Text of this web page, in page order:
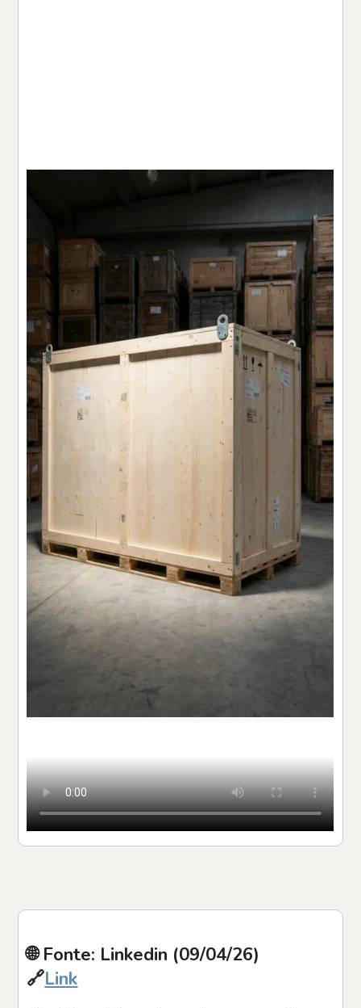
🌐 Fonte: Linkedin (09/04/26)
🔗Link